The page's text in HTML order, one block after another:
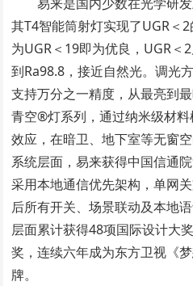
其T4智能筒射灯实现了UGR
为UGR＜19即为优良，UGR＜
到Ra98.8，接近自然光。调光
支持万分之一精度，从最亮到
青空®灯系列，通过纳米级材
效应，在暗卫、地下室等无窗
系统层面，易来获得中国信通
采用本地通信优先架构，单网
后所有开关、场景联动及本地
层面累计获得48项国际设计大
奖，连续六年成为东方卫视《
牌。